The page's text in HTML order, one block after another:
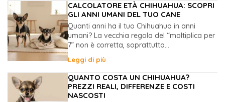
CALCOLATORE ETÀ CHIHUAHUA: SCOPRI
GLI ANNI UMANI DEL TUO CANE
Quanti anni ha il tuo Chihuahua in anni
umani? La vecchia regola del “moltiplica per
7” non è corretta, soprattutto...
Leggi di più
QUANTO COSTA UN CHIHUAHUA?
PREZZI REALI, DIFFERENZE E COSTI
NASCOSTI